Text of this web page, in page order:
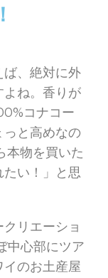
ば、絶対に外
よね。香りが
コナコー
っと高めなの
本物を買いた
い！」と思
リエーショ
中心部にツア
のお土産屋